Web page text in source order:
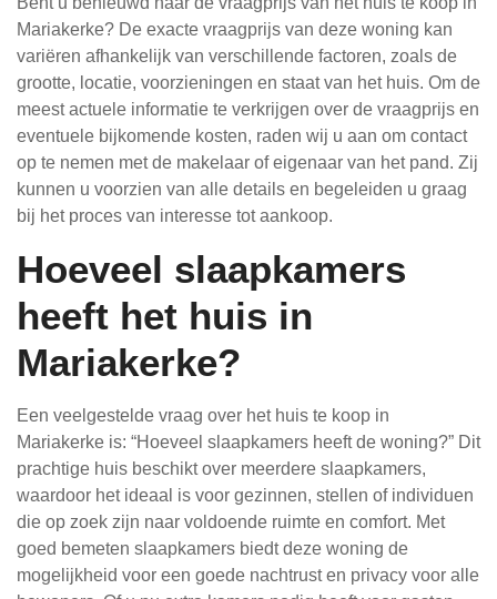
Mariakerke? De exacte vraagprijs van deze woning kan
variëren afhankelijk van verschillende factoren, zoals de
grootte, locatie, voorzieningen en staat van het huis. Om de
meest actuele informatie te verkrijgen over de vraagprijs en
eventuele bijkomende kosten, raden wij u aan om contact
op te nemen met de makelaar of eigenaar van het pand. Zij
kunnen u voorzien van alle details en begeleiden u graag
bij het proces van interesse tot aankoop.
Hoeveel slaapkamers
heeft het huis in
Mariakerke?
Een veelgestelde vraag over het huis te koop in
Mariakerke is: “Hoeveel slaapkamers heeft de woning?” Dit
prachtige huis beschikt over meerdere slaapkamers,
waardoor het ideaal is voor gezinnen, stellen of individuen
die op zoek zijn naar voldoende ruimte en comfort. Met
goed bemeten slaapkamers biedt deze woning de
mogelijkheid voor een goede nachtrust en privacy voor alle